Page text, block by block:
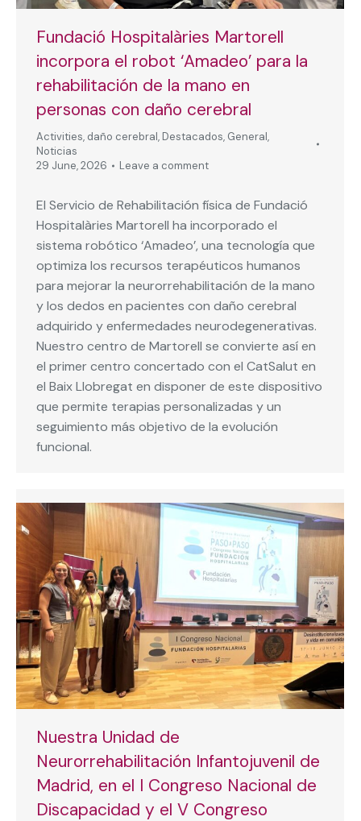
Fundació Hospitalàries Martorell
incorpora el robot ‘Amadeo’ para la
rehabilitación de la mano en
personas con daño cerebral
Activities, daño cerebral, Destacados, General,
Noticias
29 June, 2026
Leave a comment
El Servicio de Rehabilitación física de Fundació
Hospitalàries Martorell ha incorporado el
sistema robótico ‘Amadeo’, una tecnología que
optimiza los recursos terapéuticos humanos
para mejorar la neurorrehabilitación de la mano
y los dedos en pacientes con daño cerebral
adquirido y enfermedades neurodegenerativas.
Nuestro centro de Martorell se convierte así en
el primer centro concertado con el CatSalut en
el Baix Llobregat en disponer de este dispositivo
que permite terapias personalizadas y un
seguimiento más objetivo de la evolución
funcional.
Nuestra Unidad de
Neurorrehabilitación Infantojuvenil de
Madrid, en el I Congreso Nacional de
Discapacidad y el V Congreso